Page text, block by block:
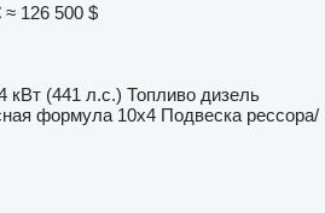
≈ 126 500 $
кВт (441 л.с.) Топливо дизель
формула 10x4 Подвеска рессора/